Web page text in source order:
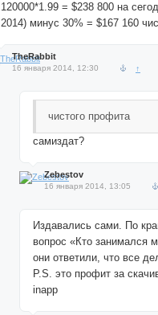
120000*1.99 = $238 800 на
2014) минус 30% = $167 160
TheRabbit
16 января 2014, 12:30 ↑
чистого профита
самиздат?
Zebestov
16 января 2014, 13:05
Издавались сами. По
вопрос «Кто занимался
они ответили, что все
P.S. это профит за
inapp